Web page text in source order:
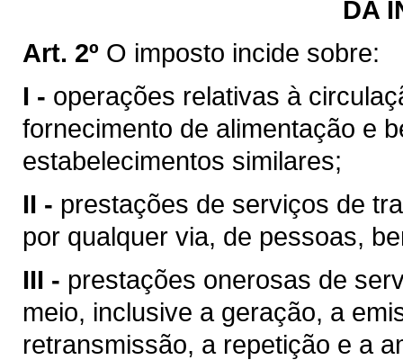
DA
Art. 2º O imposto incide sobre:
I - operações relativas à
fornecimento de alimentação e
estabelecimentos similares;
II - prestações de serviços de
por qualquer via, de pessoas,
III - prestações onerosas de
meio, inclusive a geração, a
retransmissão, a repetição e a